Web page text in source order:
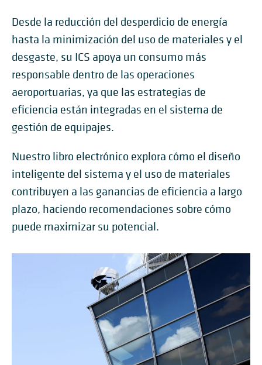
Desde la reducción del desperdicio de energía
hasta la minimización del uso de materiales y el
desgaste, su ICS apoya un consumo más
responsable dentro de las operaciones
aeroportuarias, ya que las estrategias de
eficiencia están integradas en el sistema de
gestión de equipajes.
Nuestro libro electrónico explora cómo el diseño
inteligente del sistema y el uso de materiales
contribuyen a las ganancias de eficiencia a largo
plazo, haciendo recomendaciones sobre cómo
puede maximizar su potencial.